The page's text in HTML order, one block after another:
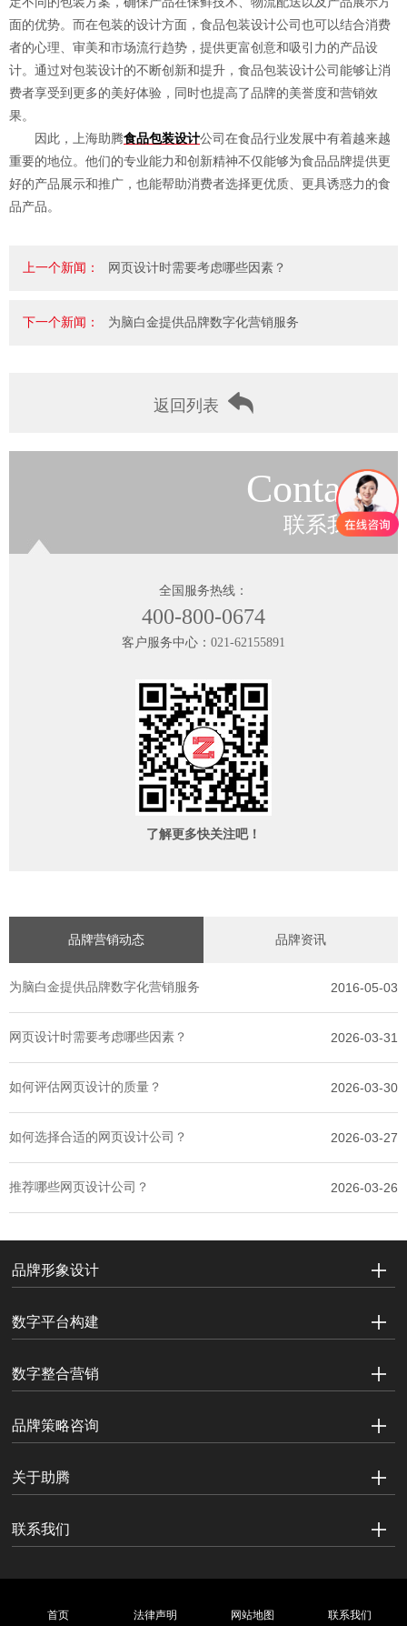
面的优势。而在包装的设计方面，食品包装设计公司也可以结合消费
者的心理、审美和市场流行趋势，提供更富创意和吸引力的产品设
计。通过对包装设计的不断创新和提升，食品包装设计公司能够让消
费者享受到更多的美好体验，同时也提高了品牌的美誉度和营销效
果。
因此，上海助腾食品包装设计公司在食品行业发展中有着越来越
重要的地位。他们的专业能力和创新精神不仅能够为食品品牌提供更
好的产品展示和推广，也能帮助消费者选择更优质、更具诱惑力的食
品产品。
上一个新闻： 网页设计时需要考虑哪些因素？
下一个新闻： 为脑白金提供品牌数字化营销服务
返回列表
Contact
联系我们
全国服务热线：
400-800-0674
客户服务中心： 021-62155891
了解更多快关注吧！
品牌营销动态 品牌资讯
为脑白金提供品牌数字化营销服务 2016-05-03
网页设计时需要考虑哪些因素？ 2026-03-31
如何评估网页设计的质量？ 2026-03-30
如何选择合适的网页设计公司？ 2026-03-27
推荐哪些网页设计公司？ 2026-03-26
品牌形象设计
数字平台构建
数字整合营销
品牌策略咨询
关于助腾
联系我们
首页 法律声明 网站地图 联系我们